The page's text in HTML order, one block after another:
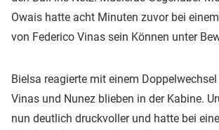
Owais hatte acht Minuten zuvor bei
von Federico Vinas sein Können unter
Bielsa reagierte mit einem
Vinas und Nunez blieben in der Kabine.
nun deutlich druckvoller und hatte bei